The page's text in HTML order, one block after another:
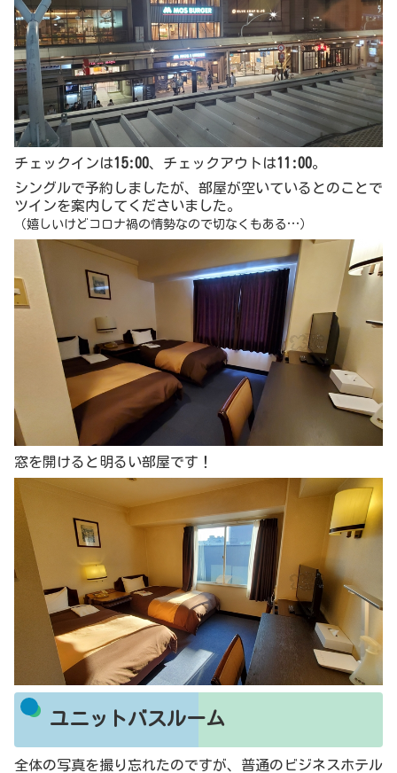
チェックインは15:00、チェックアウトは11:00。
シングルで予約しましたが、部屋が空いているとのことで
ツインを案内してくださいました。
（嬉しいけどコロナ禍の情勢なので切なくもある…）
窓を開けると明るい部屋です！
ユニットバスルーム
全体の写真を撮り忘れたのですが、普通のビジネスホテル